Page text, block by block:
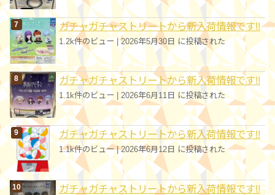
ガチャガチャストリートから新入荷情報です!!
1.2k件のビュー|2026年5月30日 に投稿された
ガチャガチャストリートから新入荷情報です!!
1.1k件のビュー 2026年6月11日 に投稿された
ガチャガチャストリートから新入荷情報です!!
1.1k件のビュー|2026年6月12日 に投稿された
ガチャガチャストリートから新入荷情報です!!